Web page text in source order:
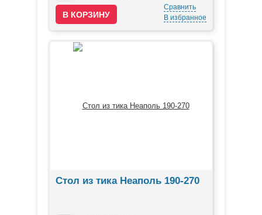
Сравнить
В избранное
Стол из тика Неаполь 190-270